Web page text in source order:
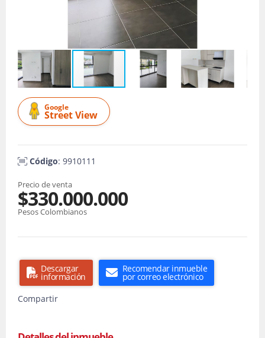
Google
Street View
Código: 9910111
Precio de venta
$330.000.000
Pesos Colombianos
Descargar
información
Recomendar inmueble
por correo electrónico
Compartir